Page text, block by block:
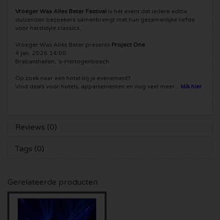
5 Seconds of Summer kaartjes
Simple Minds kaartjes
Toto kaartjes
UB 40 kaarten
Tom Jones kaartjes
Pinkpop kaartjes
Dance Valley kaartjes
Intents kaartjes
Valhalla kaartjes
Free Your Mind Festival kaartjes
Crazyland kaartjes
Hardcore4life kaartjes
Swedish House Mafia kaartjes
DLDK kaarten
Above Beyond kaarten
Vroeger Was Alles Beter Festival is hét event dat iedere editie
duizenden bezoekers samenbrengt met hun gezamenlijke liefde
voor hardstyle classics.
Vroeger Was Alles Beter presents Project One
4 jan. 2026 14:00
Brabanthallen, 's-Hertogenbosch
Op zoek naar een hotel bij je evenement?
Vind deals voor hotels, appartementen en nog veel meer... klik hier
Reviews (0)
Tags (0)
Gerelateerde producten